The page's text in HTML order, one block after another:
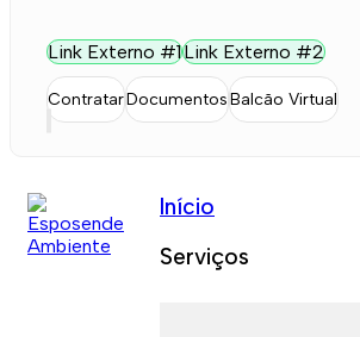
Link Externo #1Link Externo #2
ContratarDocumentosBalcão Virtual
Início
Serviços